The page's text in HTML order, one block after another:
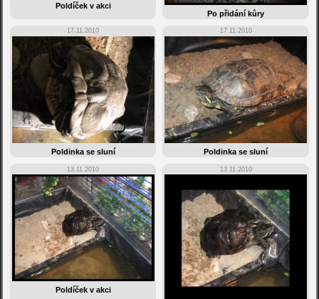
Poldíček v akci
Po přidání kůry
17.11.2010
Poldinka se sluní
17.11.2010
Poldinka se sluní
13.11.2010
Poldíček v akci
13.11.2010